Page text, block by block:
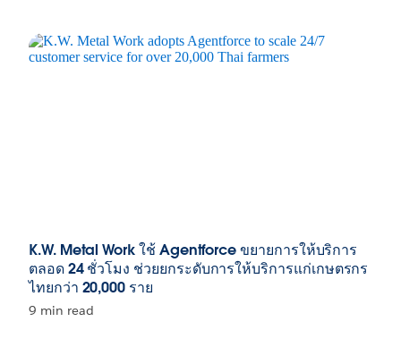
K.W. Metal Work ใช้ Agentforce ขยายการให้บริการ
ตลอด 24 ชั่วโมง ช่วยยกระดับการให้บริการแก่เกษตรกร
ไทยกว่า 20,000 ราย
9 min read